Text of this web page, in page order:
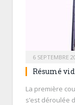
6 SEPTEMBRE
Résumé
La première
s’est déroulée